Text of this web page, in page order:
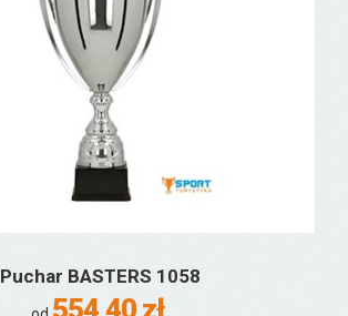
Puchar BASTERS 1058
554,40 zł